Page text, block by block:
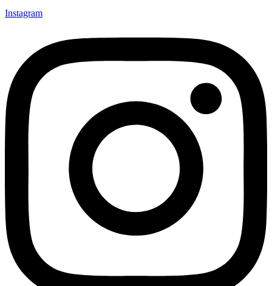
Instagram